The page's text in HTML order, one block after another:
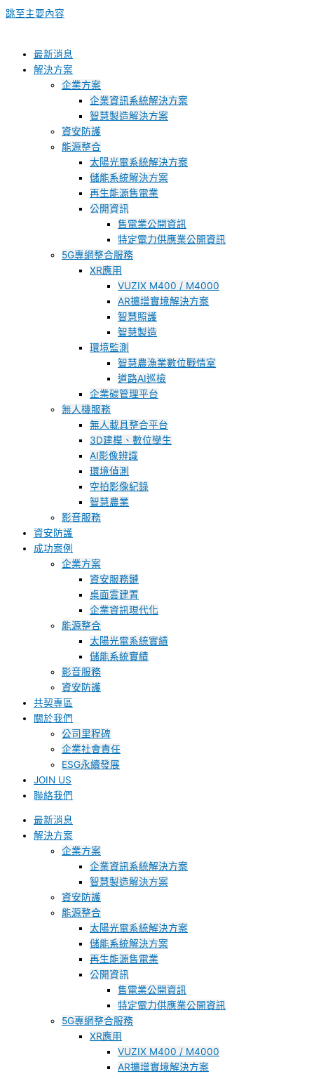
跳至主要內容
最新消息
解決方案
企業方案
企業資訊系統解決方案
智慧製造解決方案
資安防護
能源整合
太陽光電系統解決方案
儲能系統解決方案
再生能源售電業
公開資訊
售電業公開資訊
特定電力供應業公開資訊
5G專網整合服務
XR應用
VUZIX M400 / M4000
AR擴增實境解決方案
智慧照護
智慧製造
環境監測
智慧農漁業數位戰情室
道路AI巡檢
企業碳管理平台
無人機服務
無人載具整合平台
3D建模、數位孿生
AI影像辨識
環境偵測
空拍影像紀錄
智慧農業
影音服務
資安防護
成功案例
企業方案
資安服務鏈
桌面雲建置
企業資訊現代化
能源整合
太陽光電系統實績
儲能系統實績
影音服務
資安防護
共契專區
關於我們
公司里程碑
企業社會責任
ESG永續發展
JOIN US
聯絡我們
最新消息
解決方案
企業方案
企業資訊系統解決方案
智慧製造解決方案
資安防護
能源整合
太陽光電系統解決方案
儲能系統解決方案
再生能源售電業
公開資訊
售電業公開資訊
特定電力供應業公開資訊
5G專網整合服務
XR應用
VUZIX M400 / M4000
AR擴增實境解決方案